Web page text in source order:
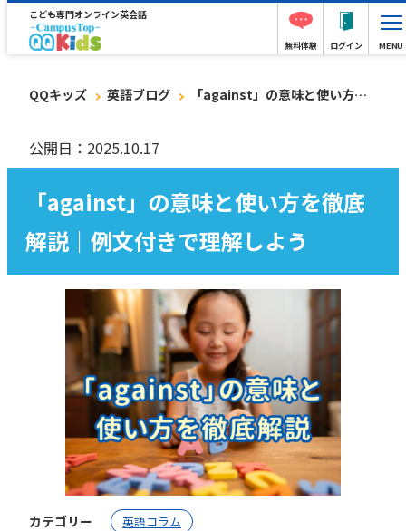
こども専門オンライン英会話
無料体験 ログイン MENU
QQキッズ 英語ブログ 「against」の意味と使い方を徹底解説｜例文付きで理解しよう
公開日：2025.10.17
「against」の意味と使い方を徹底
解説｜例文付きで理解しよう
カテゴリー 英語コラム